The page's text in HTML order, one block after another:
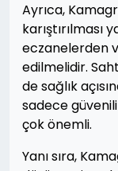
Ayrıca,
karıştırılması
eczanelerden
edilmelidir.
de sağlık
sadece
çok önemli.
Yanı sıra,